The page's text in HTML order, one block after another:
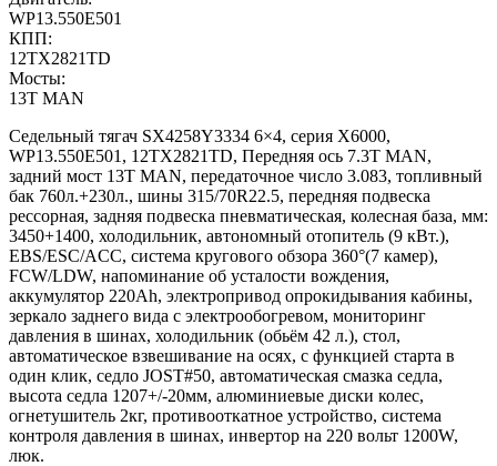
WP13.550E501
КПП:
12TX2821TD
Мосты:
13T MAN
Седельный тягач SX4258Y3334 6×4, серия X6000,
WP13.550E501, 12TX2821TD, Передняя ось 7.3Т MAN,
задний мост 13T MAN, передаточное число 3.083, топливный
бак 760л.+230л., шины 315/70R22.5, передняя подвеска
рессорная, задняя подвеска пневматическая, колесная база, мм:
3450+1400, холодильник, автономный отопитель (9 кВт.),
EBS/ESC/ACC, система кругового обзора 360°(7 камер),
FCW/LDW, напоминание об усталости вождения,
аккумулятор 220Ah, электропривод опрокидывания кабины,
зеркало заднего вида с электрообогревом, мониторинг
давления в шинах, холодильник (обьём 42 л.), стол,
автоматическое взвешивание на осях, с функцией старта в
один клик, седло JOST#50, автоматическая смазка седла,
высота седла 1207+/-20мм, алюминиевые диски колес,
огнетушитель 2кг, противооткатное устройство, система
контроля давления в шинах, инвертор на 220 вольт 1200W,
люк.